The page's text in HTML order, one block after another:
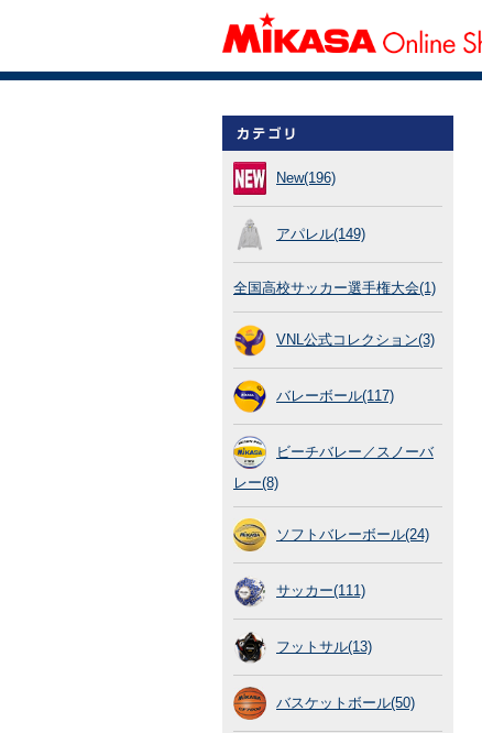
New(196)
アパレル(149)
全国高校サッカー選手権大会(1)
VNL公式コレクション(3)
バレーボール(117)
ビーチバレー／スノーバ
レー(8)
ソフトバレーボール(24)
サッカー(111)
フットサル(13)
バスケットボール(50)